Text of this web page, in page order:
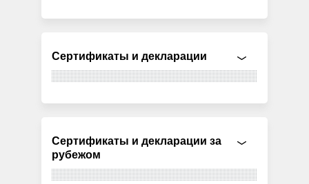
Сертификаты и декларации
Сертификаты и декларации за
рубежом